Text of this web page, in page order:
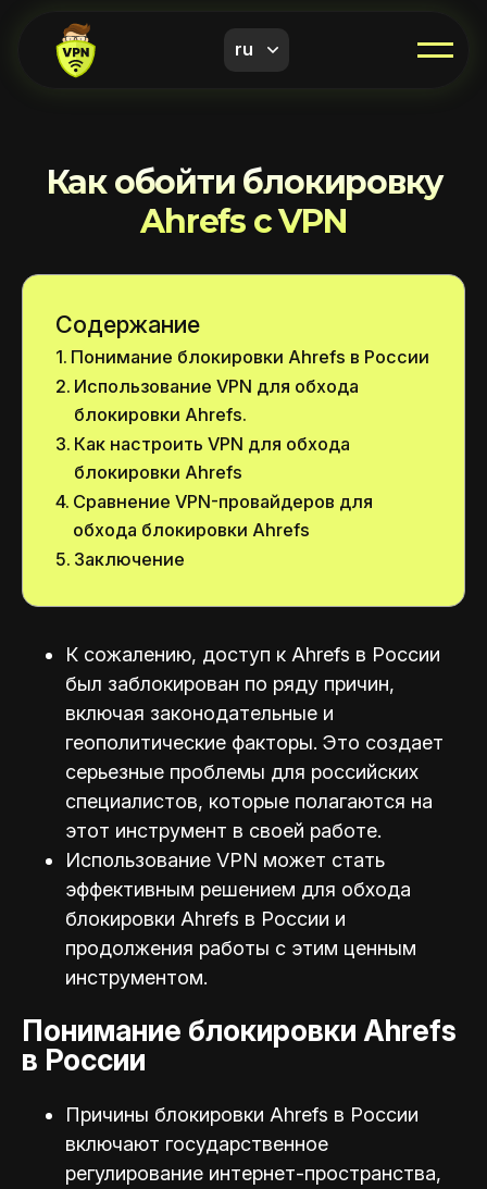
ru
Как обойти блокировку
Ahrefs с VPN
Содержание
Понимание блокировки Ahrefs в России
Использование VPN для обхода
блокировки Ahrefs.
Как настроить VPN для обхода
блокировки Ahrefs
Сравнение VPN-провайдеров для
обхода блокировки Ahrefs
Заключение
К сожалению, доступ к Ahrefs в России
был заблокирован по ряду причин,
включая законодательные и
геополитические факторы. Это создает
серьезные проблемы для российских
специалистов, которые полагаются на
этот инструмент в своей работе.
Использование VPN может стать
эффективным решением для обхода
блокировки Ahrefs в России и
продолжения работы с этим ценным
инструментом.
Понимание блокировки Ahrefs
в России
Причины блокировки Ahrefs в России
включают государственное
регулирование интернет-пространства,